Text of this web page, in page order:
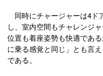
同時にチャージャーは4ド
し、室内空間もチャレンジ
位置も着座姿勢も快適であ
に乗る感覚と同じ」とも言
である。